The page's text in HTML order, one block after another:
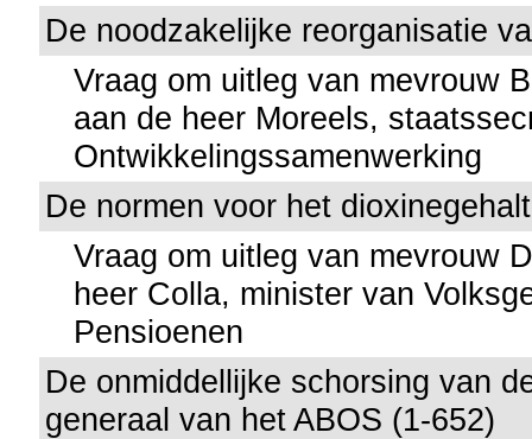
De noodzakelijke reorganisatie
Vraag om uitleg van mevrouw
aan de heer Moreels,
Ontwikkelingssamenwerking
De normen voor het
Vraag om uitleg van mevrouw
heer Colla, minister van
Pensioenen
De onmiddellijke schorsing van
generaal van het ABOS (1-652)